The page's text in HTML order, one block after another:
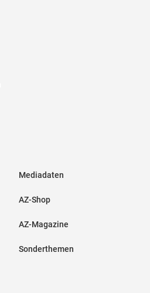
Mediadaten
AZ-Shop
AZ-Magazine
Sonderthemen